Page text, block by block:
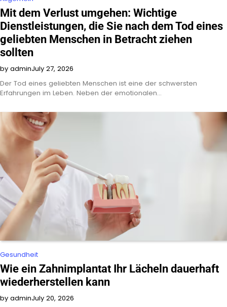
Mit dem Verlust umgehen: Wichtige
Dienstleistungen, die Sie nach dem Tod eines
geliebten Menschen in Betracht ziehen
sollten
by adminJuly 27, 2026
Der Tod eines geliebten Menschen ist eine der schwersten
Erfahrungen im Leben. Neben der emotionalen…
Gesundheit
Wie ein Zahnimplantat Ihr Lächeln dauerhaft
wiederherstellen kann
by adminJuly 20, 2026